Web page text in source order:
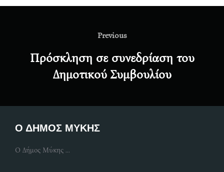
Previous
Previous
Πρόσκληση σε συνεδρίαση του
Δημοτικού Συμβουλίου
Ο ΔΗΜΟΣ ΜΥΚΗΣ
Ο Δήμος Μύκης ...